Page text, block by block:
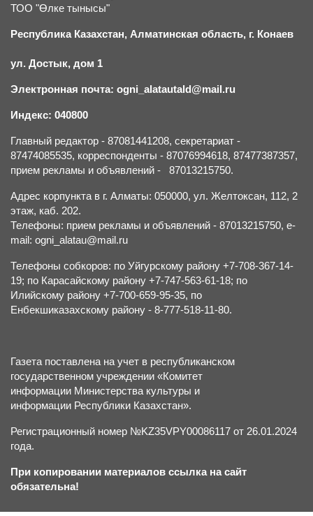
ТОО "Өлке тынысы"
Республика Казахстан, Алматинская область, г. Конаев
ул. Достык, дом 1
Электронная почта: ogni_alatautald@mail.ru
Индекс: 040800
Главный редактор - 87081441208, секретариат -
87474085535, корреспонденты - 87076994618, 87477387357,
прием рекламы и объявлений - 87013215750.
Адрес корпункта в г. Алматы: 050000, ул. Желтоксан, 112, 2
этаж, каб. 202.
Телефоны: прием рекламы и объявлений - 87013215750, e-
mail: ogni_alatau@mail.ru
Телефоны собкоров: по Уйгурскому району +7-708-367-14-
19; по Карасайскому району +7-747-563-61-18; по
Илийскому району +7-700-659-95-35, по
Енбекшиказахскому району - 8-777-518-11-80.
Газета поставлена на учет в республиканском
государственном учреждении «Комитет
информации Министерства культуры и
информации Республики Казахстан».
Регистрационный номер №KZ35VPY00086117 от 26.01.2024
года.
При копировании материалов ссылка на сайт
обязательна!